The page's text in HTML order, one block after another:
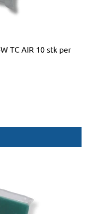
TC AIR 10 stk per